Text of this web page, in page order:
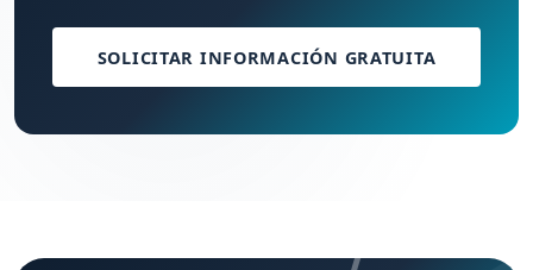
SOLICITAR INFORMACIÓN GRATUITA